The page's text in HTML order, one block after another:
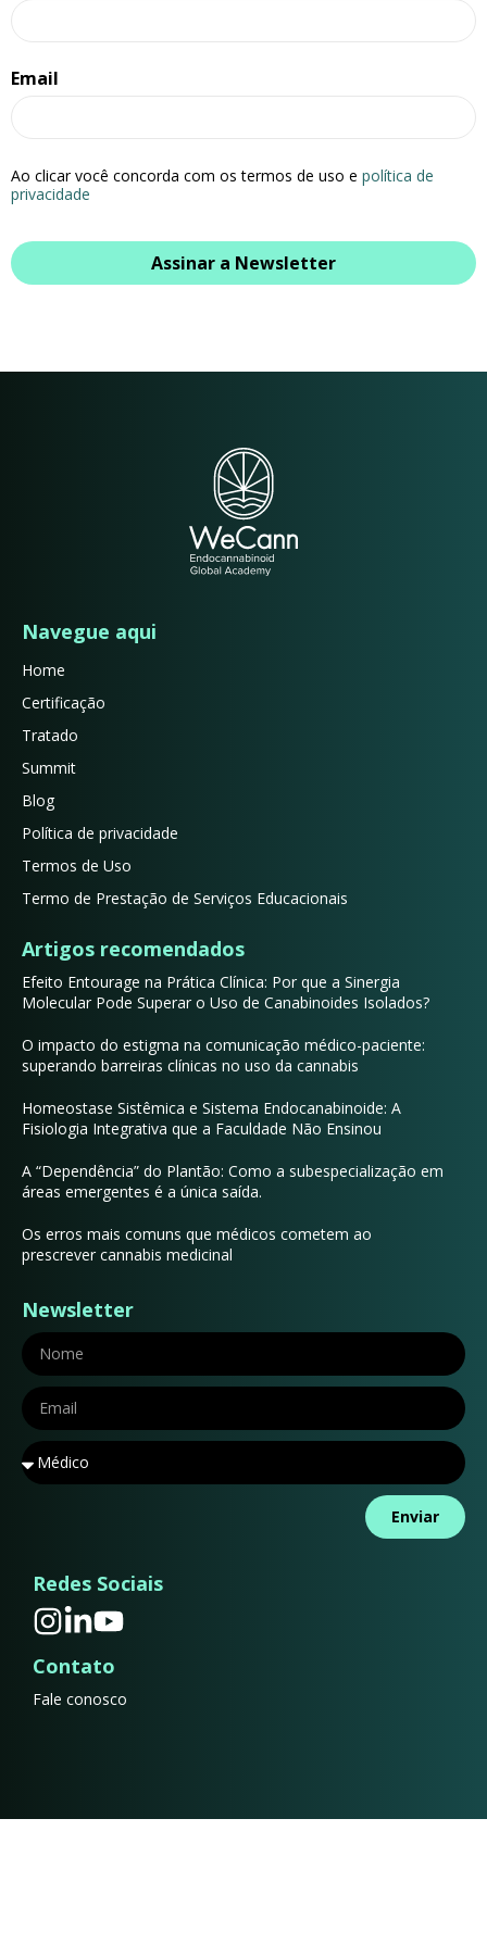
Email
Ao clicar você concorda com os termos de uso e política de
privacidade
Assinar a Newsletter
Navegue aqui
Home
Certificação
Tratado
Summit
Blog
Política de privacidade
Termos de Uso
Termo de Prestação de Serviços Educacionais
Artigos recomendados
Efeito Entourage na Prática Clínica: Por que a Sinergia
Molecular Pode Superar o Uso de Canabinoides Isolados?
O impacto do estigma na comunicação médico-paciente:
superando barreiras clínicas no uso da cannabis
Homeostase Sistêmica e Sistema Endocanabinoide: A
Fisiologia Integrativa que a Faculdade Não Ensinou
A “Dependência” do Plantão: Como a subespecialização em
áreas emergentes é a única saída.
Os erros mais comuns que médicos cometem ao
prescrever cannabis medicinal
Newsletter
Enviar
Redes Sociais
Contato
Fale conosco